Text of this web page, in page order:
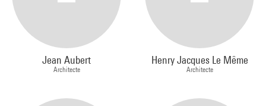
Jean Aubert
Architecte
Henry Jacques Le Même
Architecte